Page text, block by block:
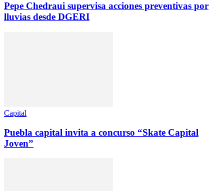
Pepe Chedraui supervisa acciones preventivas por
lluvias desde DGERI
Capital
Puebla capital invita a concurso “Skate Capital
Joven”